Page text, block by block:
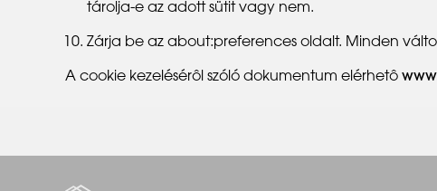
tárolja-e az adott sütit vagy nem.
Zárja be az about:preferences oldalt. Minden
A cookie kezelésérôl szóló dokumentum elérhetô